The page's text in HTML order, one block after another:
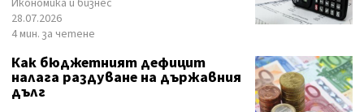
Икономика и бизнес
28.07.2026
4 мин. за четене
Как бюджетният дефицит
налага раздуване на държавния
дълг